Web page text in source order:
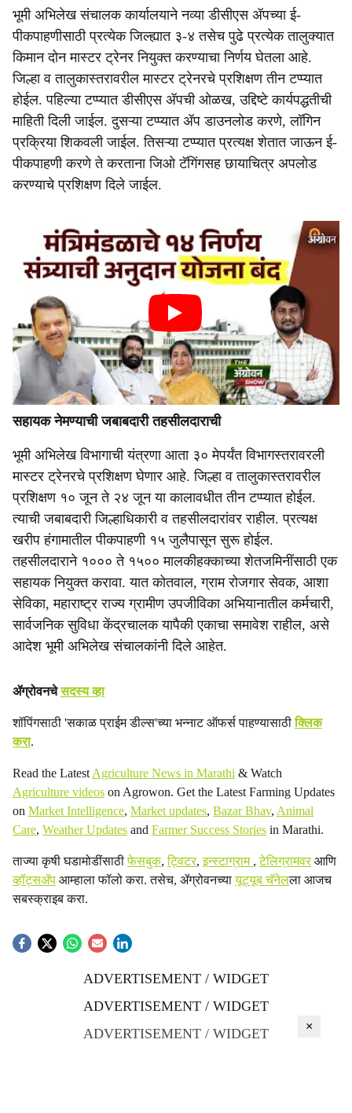
भूमी अभिलेख संचालक कार्यालयाने नव्या डीसीएस ॲपच्या ई-
पीकपाहणीसाठी प्रत्येक जिल्ह्यात ३-४ तसेच पुढे प्रत्येक तालुक्यात
किमान दोन मास्टर ट्रेनर नियुक्त करण्याचा निर्णय घेतला आहे.
जिल्हा व तालुकास्तरावरील मास्टर ट्रेनरचे प्रशिक्षण तीन टप्प्यात
होईल. पहिल्या टप्प्यात डीसीएस ॲपची ओळख, उद्दिष्टे कार्यपद्धतीची
माहिती दिली जाईल. दुसऱ्या टप्प्यात ॲप डाउनलोड करणे, लॉगिन
प्रक्रिया शिकवली जाईल. तिसऱ्या टप्प्यात प्रत्यक्ष शेतात जाऊन ई-
पीकपाहणी करणे ते करताना जिओ टॅगिंगसह छायाचित्र अपलोड
करण्याचे प्रशिक्षण दिले जाईल.
सहायक नेमण्याची जबाबदारी तहसीलदाराची
भूमी अभिलेख विभागाची यंत्रणा आता ३० मेपर्यंत विभागस्तरावरली
मास्टर ट्रेनरचे प्रशिक्षण घेणार आहे. जिल्हा व तालुकास्तरावरील
प्रशिक्षण १० जून ते २४ जून या कालावधीत तीन टप्प्यात होईल.
त्याची जबाबदारी जिल्हाधिकारी व तहसीलदारांवर राहील. प्रत्यक्ष
खरीप हंगामातील पीकपाहणी १५ जुलैपासून सुरू होईल.
तहसीलदाराने १००० ते १५०० मालकीहक्काच्या शेतजमिनींसाठी एक
सहायक नियुक्त करावा. यात कोतवाल, ग्राम रोजगार सेवक, आशा
सेविका, महाराष्ट्र राज्य ग्रामीण उपजीविका अभियानातील कर्मचारी,
सार्वजनिक सुविधा केंद्रचालक यापैकी एकाचा समावेश राहील, असे
आदेश भूमी अभिलेख संचालकांनी दिले आहेत.
ॲग्रोवनचेसदस्य व्हा
शॉपिंगसाठी 'सकाळ प्राईम डील्स'च्या भन्नाट ऑफर्स पाहण्यासाठीक्लिक
करा.
Read the Latest Agriculture News in Marathi & Watch
Agriculture videos on Agrowon. Get the Latest Farming Updates
on Market Intelligence, Market updates, Bazar Bhav, Animal
Care, Weather Updates and Farmer Success Stories in Marathi.
ताज्या कृषी घडामोडींसाठीफेसबुक,ट्विटर,इन्स्टाग्राम ,टेलिग्रामवरआणि
व्हॉट्सॲप आम्हाला फॉलो करा. तसेच, ॲग्रोवनच्यायूट्यूब चॅनेलला आजच
सबस्क्राइब करा.
ADVERTISEMENT / WIDGET
ADVERTISEMENT / WIDGET
ADVERTISEMENT / WIDGET
×